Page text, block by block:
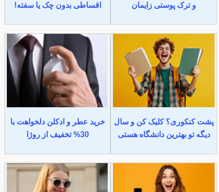
و ترک پوستی زایمان
اقساطی بدون چک یا سفته!
پشت کنکوری؟ کلیک کن و سال
دیگه تو بهترین دانشگاه هستی
خرید عطر و ادکلن دلخواهت با
30% تخفیف از روژا